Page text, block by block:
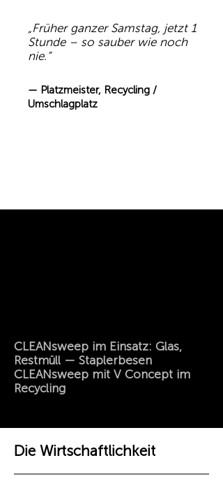
„Früher ganzer Samstag, jetzt 1
Stunde – so sauber wie noch
nie.“
— Platzmeister, Recycling /
Umschlagplatz
CLEANsweep im Einsatz: Glas,
Restmüll — Staplerbesen
CLEANsweep mit V Concept im
Recycling
Die Wirtschaftlichkeit